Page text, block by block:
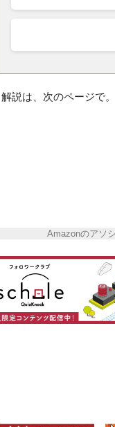
解説は、次のページで。
Amazonのアソ